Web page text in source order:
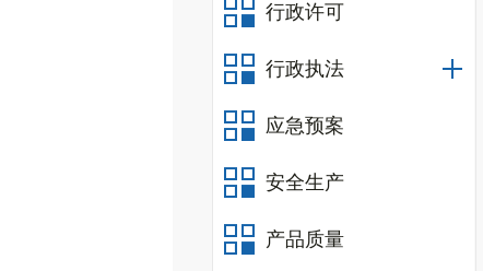
行政许可
行政执法
应急预案
安全生产
产品质量